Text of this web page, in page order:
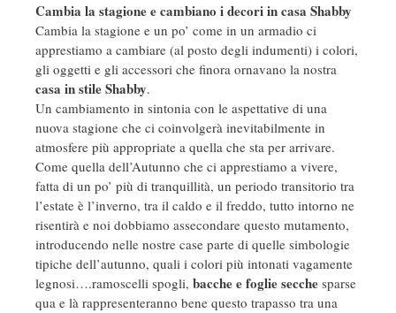
Cambia la stagione e cambiano i decori in casa Shabby
Cambia la stagione e un po’ come in un armadio ci
apprestiamo a cambiare (al posto degli indumenti) i colori,
gli oggetti e gli accessori che finora ornavano la nostra
casa in stile Shabby.
Un cambiamento in sintonia con le aspettative di una
nuova stagione che ci coinvolgerà inevitabilmente in
atmosfere più appropriate a quella che sta per arrivare.
Come quella dell’Autunno che ci apprestiamo a vivere,
fatta di un po’ più di tranquillità, un periodo transitorio tra
l’estate è l’inverno, tra il caldo e il freddo, tutto intorno ne
risentirà e noi dobbiamo assecondare questo mutamento,
introducendo nelle nostre case parte di quelle simbologie
tipiche dell’autunno, quali i colori più intonati vagamente
legnosi….ramoscelli spogli, bacche e foglie secche sparse
qua e là rappresenteranno bene questo trapasso tra una